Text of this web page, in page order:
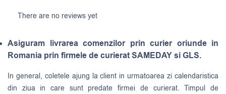
There are no reviews yet
Asiguram livrarea comenzilor prin curier oriunde in
Romania prin firmele de curierat SAMEDAY si GLS.
In general, coletele ajung la client in urmatoarea zi calendaristica
din ziua in care sunt predate firmei de curierat. Timpul de